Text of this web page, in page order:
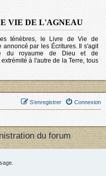
VIE DE L'AGNEAU
ténèbres, le Livre de Vie de
annoncé par les Écritures. Il s'agit
du royaume de Dieu et de
à l'autre de la Terre, tous
Connexion
S’enregistrer
du forum